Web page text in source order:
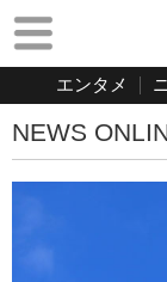
エンタメ
NEWS